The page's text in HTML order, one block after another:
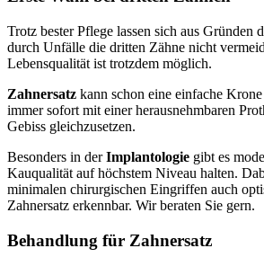
Trotz bester Pflege lassen sich aus Gründen
durch Unfälle die dritten Zähne nicht
Lebensqualität ist trotzdem möglich.
Zahnersatz kann schon eine einfache
immer sofort mit einer herausnehmbaren
Gebiss gleichzusetzen.
Besonders in derImplantologie gibt es
Kauqualität auf höchstem Niveau halten.
minimalen chirurgischen Eingriffen auch
Zahnersatz erkennbar. Wir beraten Sie gern.
Behandlung für Zahnersatz